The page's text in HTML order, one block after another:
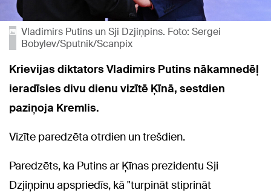
Vladimirs Putins un Sji Dzjiņpins. Foto: Sergei
Bobylev/Sputnik/Scanpix
Krievijas diktators Vladimirs Putins nākamnedēļ
ieradīsies divu dienu vizītē Ķīnā, sestdien
paziņoja Kremlis.
Vizīte paredzēta otrdien un trešdien.
Paredzēts, ka Putins ar Ķīnas prezidentu Sji
Dzjiņpinu apspriedīs, kā "turpināt stiprināt